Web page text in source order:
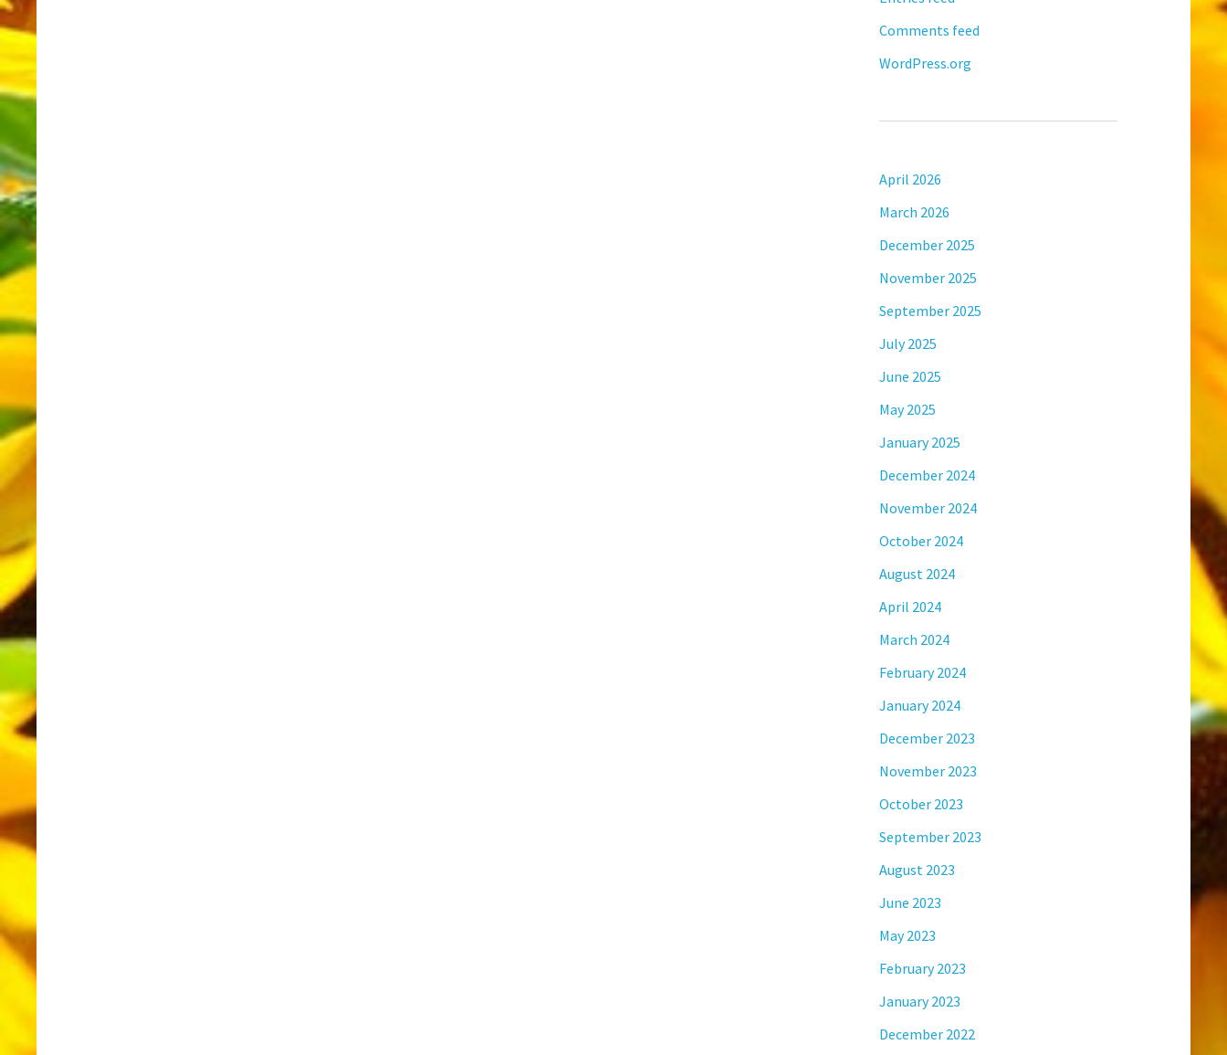
Comments feed
WordPress.org
April 2026
March 2026
December 2025
November 2025
September 2025
July 2025
June 2025
May 2025
January 2025
December 2024
November 2024
October 2024
August 2024
April 2024
March 2024
February 2024
January 2024
December 2023
November 2023
October 2023
September 2023
August 2023
June 2023
May 2023
February 2023
January 2023
December 2022